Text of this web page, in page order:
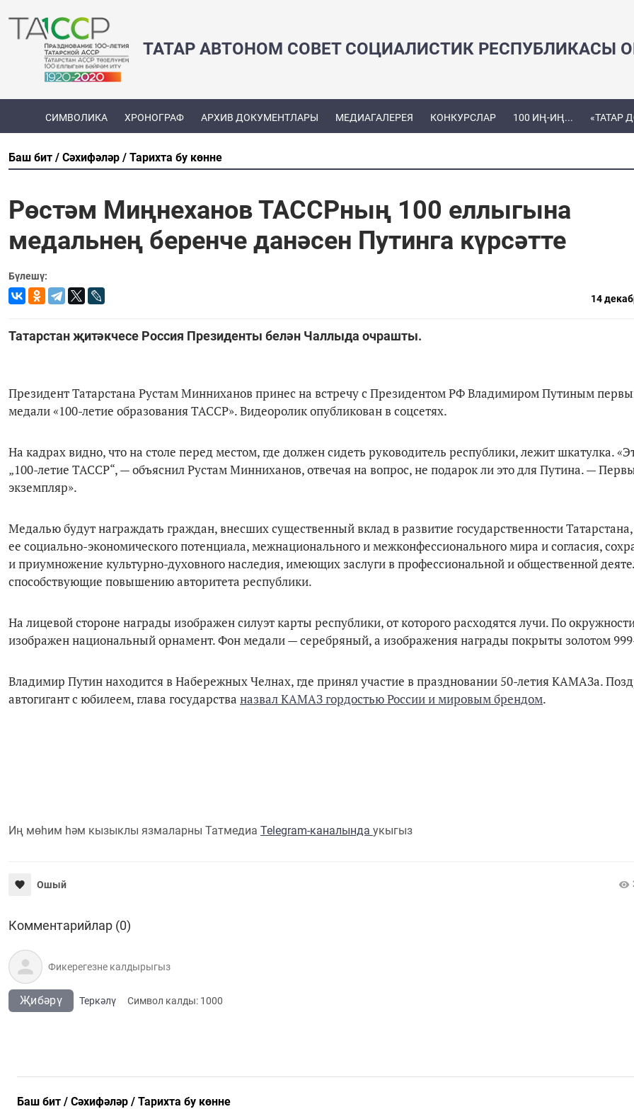
ТАТАР АВТОНОМ СОВЕТ СОЦИАЛИСТИК РЕСПУБЛИКАСЫ
СИМВОЛИКА ХРОНОГРАФ АРХИВ ДОКУМЕНТЛАРЫ МЕДИАГАЛЕРЕЯ КОНКУРСЛАР 100 ИҢ-ИҢ... «ТАТАР
Баш бит Сәхифәләр Тарихта бу көнне
Рөстәм Миңнеханов ТАССРның 100 еллыгына
медальнең беренче данәсен Путинга күрсәтте
Бүлешү:
14
Татарстан җитәкчесе Россия Президенты белән Чаллыда очрашты.
Президент Татарстана Рустам Минниханов принес на встречу с Президентом РФ Владимиром Путиным
медали «100-летие образования ТАССР». Видеоролик опубликован в соцсетях.
На кадрах видно, что на столе перед местом, где должен сидеть руководитель республики, лежит шкатулка.
„100-летие ТАССР“, — объяснил Рустам Минниханов, отвечая на вопрос, не подарок ли это для Путина. —
экземпляр».
Медалью будут награждать граждан, внесших существенный вклад в развитие государственности
ее социально-экономического потенциала, межнационального и межконфессионального мира и согласия,
и приумножение культурно-духовного наследия, имеющих заслуги в профессиональной и общественной
способствующие повышению авторитета республики.
На лицевой стороне награды изображен силуэт карты республики, от которого расходятся лучи. По
изображен национальный орнамент. Фон медали — серебряный, а изображения награды покрыты золотом
Владимир Путин находится в Набережных Челнах, где принял участие в праздновании 50-летия КАМАЗа.
автогигант с юбилеем, глава государства назвал КАМАЗ гордостью России и мировым брендом.
Иң мөһим һәм кызыклы язмаларны Татмедиа Telegram-каналында укыгыз
Ошый
Комментарийлар (0)
Җибәрү Теркәлү Cимвол калды: 1000
Баш бит Сәхифәләр Тарихта бу көнне